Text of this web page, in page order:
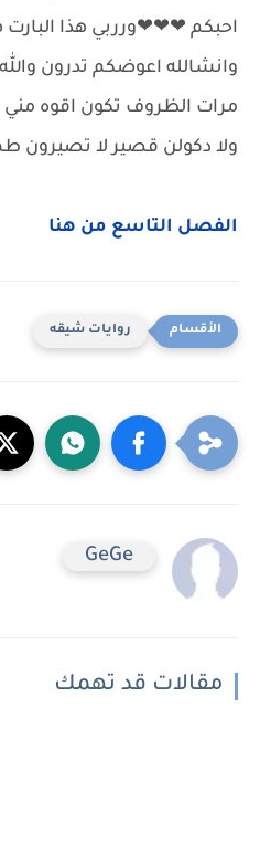
احبكم ❤❤❤ورربي هذا البارت
وانشالله اعوضكم تدرون
مرات الظروف تكون اقوه مني
ولا دكولن قصير لا تصيرون
الفصل التاسع من هنا
روايات شيقه
GeGe
مقالات قد تهمك